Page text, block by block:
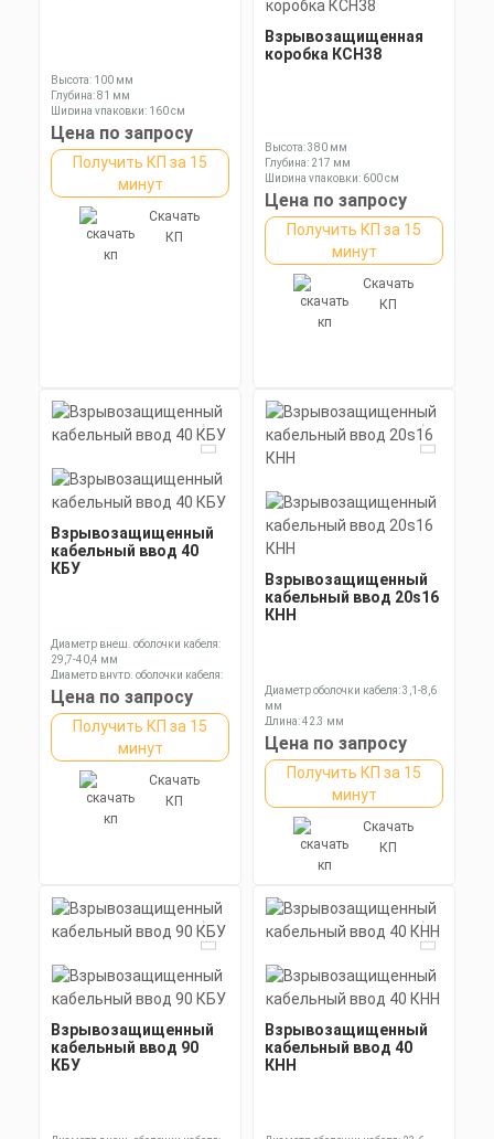
Высота: 100 мм
Глубина: 81 мм
Ширина упаковки: 160 см
Цена по запросу
Получить КП за 15
минут
Скачать
КП
Взрывозащищенная
коробка КСН38
Высота: 380 мм
Глубина: 217 мм
Ширина упаковки: 600 см
Цена по запросу
Получить КП за 15
минут
Скачать
КП
Взрывозащищенный
кабельный ввод 40
КБУ
Диаметр внеш. оболочки кабеля:
29,7-40,4 мм
Диаметр внутр. оболочки кабеля:
23,6-32,1 мм
Длина: 105,3 мм
Цена по запросу
Получить КП за 15
минут
Скачать
КП
Взрывозащищенный
кабельный ввод 20s16
КНН
Диаметр оболочки кабеля: 3,1-8,6
мм
Длина: 42,3 мм
Ключ: 24 мм
Цена по запросу
Получить КП за 15
минут
Скачать
КП
Взрывозащищенный
кабельный ввод 90
КБУ
Взрывозащищенный
кабельный ввод 40
КНН